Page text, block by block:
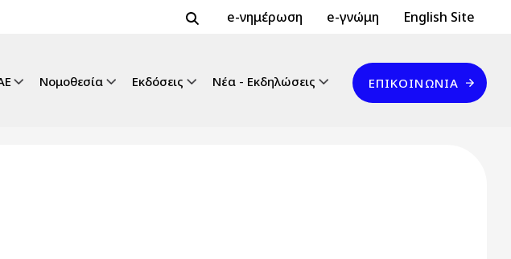
Header Top 2
e-νημέρωση e-γνώμη Header Top
English Site
Νομοθεσία Εκδόσεις Νέα - Εκδηλώσεις
Επικοινωνία
ΕΠΙΚΟΙΝΩΝΊΑ